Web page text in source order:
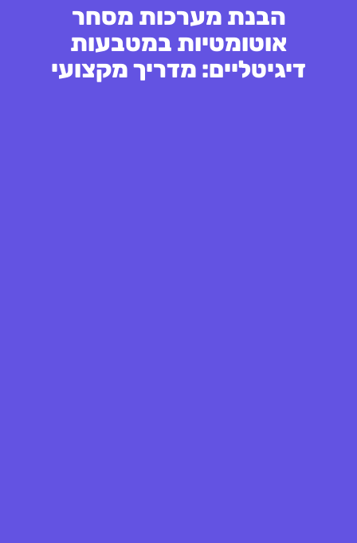
הבנת מערכות מסחר
אוטומטיות במטבעות
דיגיטליים: מדריך מקצועי